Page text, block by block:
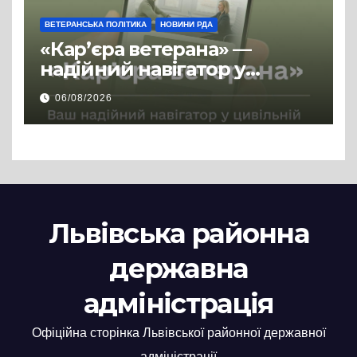
ВЕТЕРАНСЬКА ПОЛІТИКА НОВИНИ РДА
«Кар’єра ветерана» —
надійний навігатор у
цивільній професії
06/08/2026
Львівська районна
державна
адміністрація
Офіційна сторінка Львівської районної державної